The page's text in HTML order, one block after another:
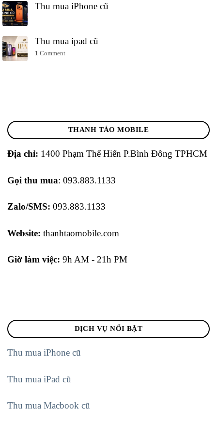
Thu mua iPhone cũ
Thu mua ipad cũ
1 Comment
THANH TÁO MOBILE
Địa chỉ: 1400 Phạm Thế Hiển P.Bình Đông TPHCM
Gọi thu mua: 093.883.1133
Zalo/SMS: 093.883.1133
Website: thanhtaomobile.com
Giờ làm việc: 9h AM - 21h PM
DỊCH VỤ NỔI BẬT
Thu mua iPhone cũ
Thu mua iPad cũ
Thu mua Macbook cũ